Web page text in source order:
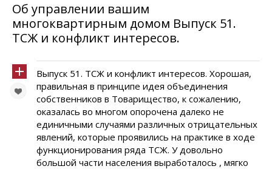
Об управлении вашим
многоквартирным домом Выпуск 51.
ТСЖ и конфликт интересов.
Выпуск 51. ТСЖ и конфликт интересов. Хорошая,
правильная в принципе идея объединения
собственников в Товарищество, к сожалению,
оказалась во многом опорочена далеко не
единичными случаями различных отрицательных
явлений, которые проявились на практике в ходе
функционирования ряда ТСЖ. У довольно
большой части населения выработалось , мягко